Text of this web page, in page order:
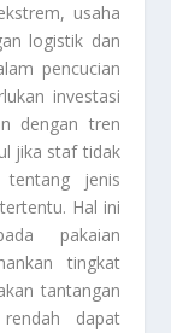
usaha
logistik dan
pencucian
investasi
dengan tren
jika staf tidak
tentang jenis
Hal ini
pakaian
tingkat
tantangan
dapat